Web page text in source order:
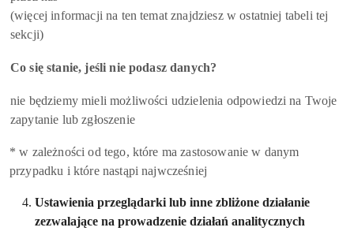
(więcej informacji na ten temat znajdziesz w ostatniej tabeli tej
sekcji)
Co się stanie, jeśli nie podasz danych?
nie będziemy mieli możliwości udzielenia odpowiedzi na Twoje
zapytanie lub zgłoszenie
* w zależności od tego, które ma zastosowanie w danym
przypadku i które nastąpi najwcześniej
Ustawienia przeglądarki lub inne zbliżone działanie
zezwalające na prowadzenie działań analitycznych